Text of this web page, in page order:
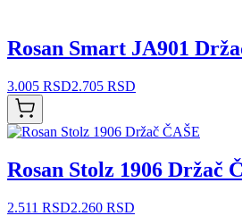
Rosan Smart JA901
3.005 RSD2.705 RSD
Rosan Stolz 1906 Držač
2.511 RSD2.260 RSD